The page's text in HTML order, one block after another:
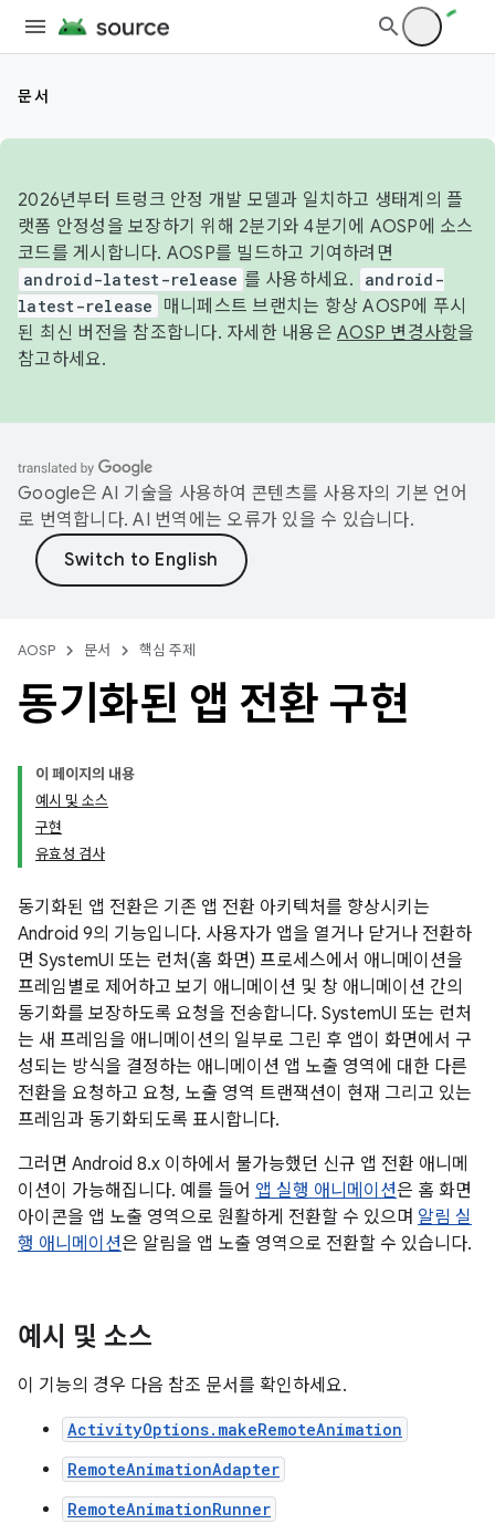
문서
2026년부터 트렁크 안정 개발 모델과 일치하고 생태계의 플
랫폼 안정성을 보장하기 위해 2분기와 4분기에 AOSP에 소스
코드를 게시합니다. AOSP를 빌드하고 기여하려면
android-latest-release 를 사용하세요.
android-
latest-release
매니페스트 브랜치는 항상 AOSP에 푸시
된 최신 버전을 참조합니다. 자세한 내용은 AOSP 변경사항을
참고하세요.
Google은 AI 기술을 사용하여 콘텐츠를 사용자의 기본 언어
로 번역합니다. AI 번역에는 오류가 있을 수 있습니다.
AOSP 문서 핵심 주제
동기화된 앱 전환 구현
이 페이지의 내용
예시 및 소스
구현
유효성 검사
동기화된 앱 전환은 기존 앱 전환 아키텍처를 향상시키는
Android 9의 기능입니다. 사용자가 앱을 열거나 닫거나 전환하
면 SystemUI 또는 런처(홈 화면) 프로세스에서 애니메이션을
프레임별로 제어하고 보기 애니메이션 및 창 애니메이션 간의
동기화를 보장하도록 요청을 전송합니다. SystemUI 또는 런처
는 새 프레임을 애니메이션의 일부로 그린 후 앱이 화면에서 구
성되는 방식을 결정하는 애니메이션 앱 노출 영역에 대한 다른
전환을 요청하고 요청, 노출 영역 트랜잭션이 현재 그리고 있는
프레임과 동기화되도록 표시합니다.
그러면 Android 8.x 이하에서 불가능했던 신규 앱 전환 애니메
이션이 가능해집니다. 예를 들어 앱 실행 애니메이션은 홈 화면
아이콘을 앱 노출 영역으로 원활하게 전환할 수 있으며 알림 실
행 애니메이션은 알림을 앱 노출 영역으로 전환할 수 있습니다.
예시 및 소스
이 기능의 경우 다음 참조 문서를 확인하세요.
ActivityOptions.makeRemoteAnimation
RemoteAnimationAdapter
RemoteAnimationRunner